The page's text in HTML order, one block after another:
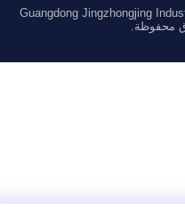
© 2026 Guangdong